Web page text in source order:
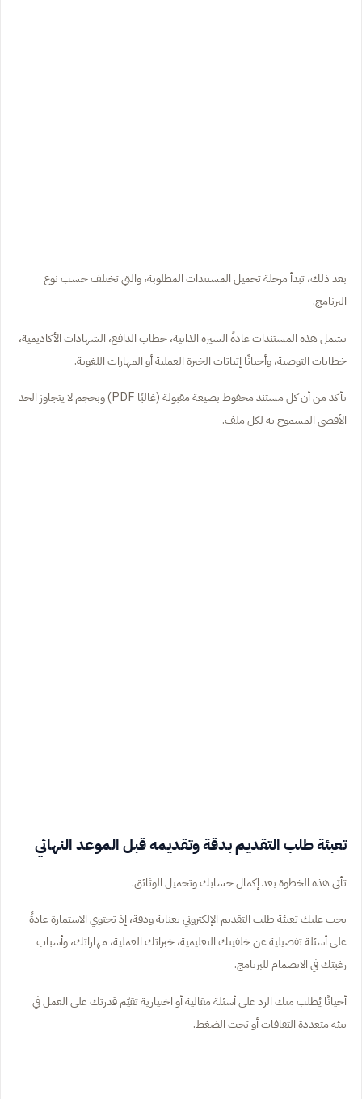
بعد ذلك، تبدأ مرحلة تحميل المستندات المطلوبة، والتي تختلف حسب نوع
البرنامج.
تشمل هذه المستندات عادةً السيرة الذاتية، خطاب الدافع، الشهادات الأكاديمية،
خطابات التوصية، وأحيانًا إثباتات الخبرة العملية أو المهارات اللغوية.
تأكد من أن كل مستند محفوظ بصيغة مقبولة (غالبًا PDF) وبحجم لا يتجاوز الحد
الأقصى المسموح به لكل ملف.
تعبئة طلب التقديم بدقة وتقديمه قبل الموعد النهائي
تأتي هذه الخطوة بعد إكمال حسابك وتحميل الوثائق.
يجب عليك تعبئة طلب التقديم الإلكتروني بعناية ودقة، إذ تحتوي الاستمارة عادةً
على أسئلة تفصيلية عن خلفيتك التعليمية، خبراتك العملية، مهاراتك، وأسباب
رغبتك في الانضمام للبرنامج.
أحيانًا يُطلب منك الرد على أسئلة مقالية أو اختيارية تقيّم قدرتك على العمل في
بيئة متعددة الثقافات أو تحت الضغط.